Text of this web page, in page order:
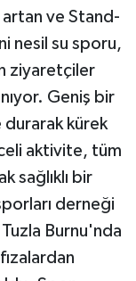
artan ve Stand-
nesil su sporu,
ziyaretçiler
Geniş bir
durarak kürek
aktivite, tüm
sağlıklı bir
derneği
Burnu'nda